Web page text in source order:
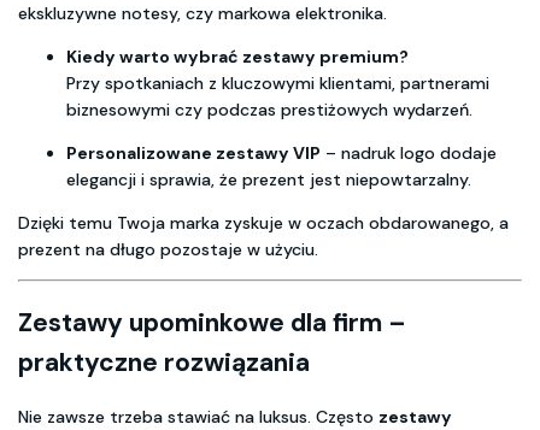
ekskluzywne notesy, czy markowa elektronika.
Kiedy warto wybrać zestawy premium?
Przy spotkaniach z kluczowymi klientami, partnerami
biznesowymi czy podczas prestiżowych wydarzeń.
Personalizowane zestawy VIP – nadruk logo dodaje
elegancji i sprawia, że prezent jest niepowtarzalny.
Dzięki temu Twoja marka zyskuje w oczach obdarowanego, a
prezent na długo pozostaje w użyciu.
Zestawy upominkowe dla firm –
praktyczne rozwiązania
Nie zawsze trzeba stawiać na luksus. Często zestawy